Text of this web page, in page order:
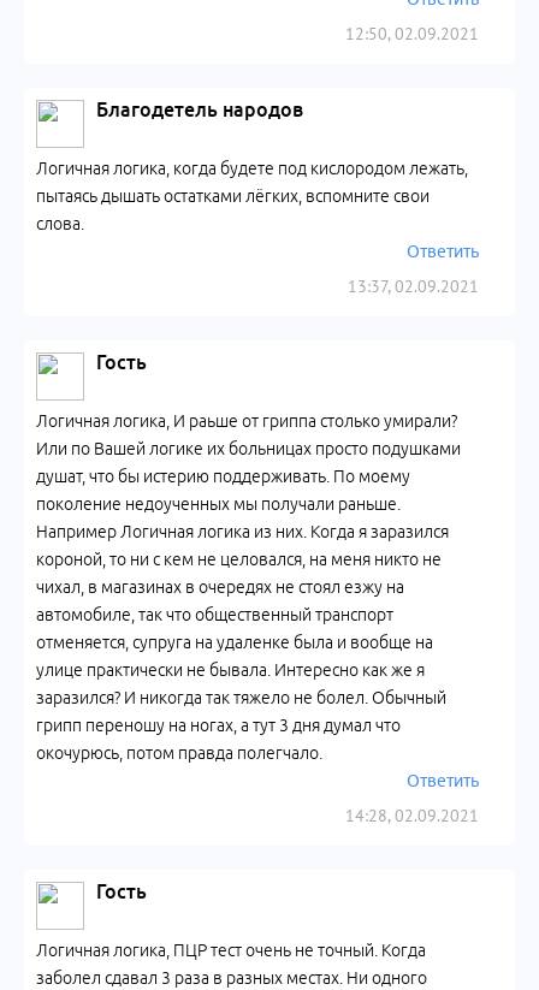
12:50, 02.09.2021
Благодетель народов
13:37, 02.09.2021
Логичная логика, когда будете под кислородом лежать,
пытаясь дышать остатками лёгких, вспомните свои
слова.
Ответить
Гость
14:28, 02.09.2021
Логичная логика, И раьше от гриппа столько умирали?
Или по Вашей логике их больницах просто подушками
душат, что бы истерию поддерживать. По моему
поколение недоученных мы получали раньше.
Например Логичная логика из них. Когда я заразился
короной, то ни с кем не целовался, на меня никто не
чихал, в магазинах в очередях не стоял езжу на
автомобиле, так что общественный транспорт
отменяется, супруга на удаленке была и вообще на
улице практически не бывала. Интересно как же я
заразился? И никогда так тяжело не болел. Обычный
грипп переношу на ногах, а тут 3 дня думал что
окочурюсь, потом правда полегчало.
Ответить
Гость
Логичная логика, ПЦР тест очень не точный. Когда
заболел сдавал 3 раза в разных местах. Ни одного